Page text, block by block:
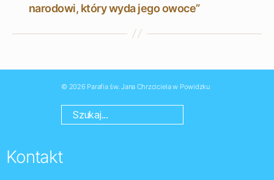
narodowi, który wyda jego owoce”
© 2026 Parafia św. Jana Chrzciciela w Powidzku
Kontakt